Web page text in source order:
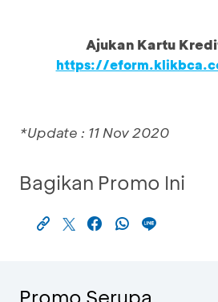
Ajukan Kartu
https://
*Update : 11 Nov 2020
Bagikan Promo Ini
Promo Serupa